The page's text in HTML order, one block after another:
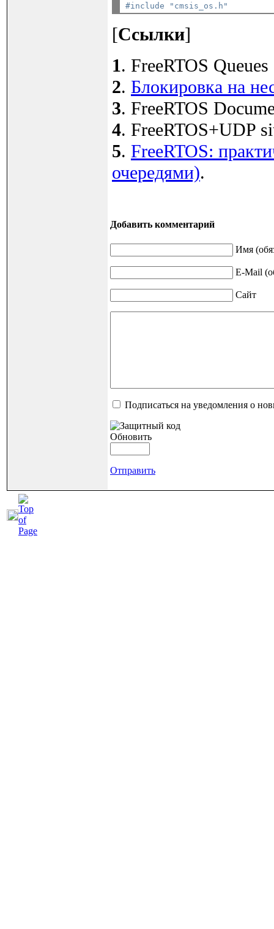
#include "cmsis_os.h"
[Ссылки]
1. FreeRTOS
2. Блокировка на
3. FreeRTOS
4. FreeRTOS+UDP
5. FreeRTOS:
очередями).
Добавить комментарий
Имя
E-Mail
Сайт
Подписаться на уведомления о
Обновить
Отправить